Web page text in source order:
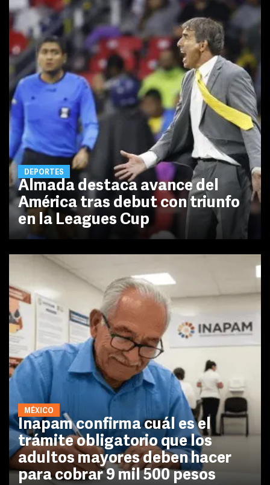
DEPORTES
Almada destaca avance del
América tras debut con triunfo
en la Leagues Cup
MÉXICO
Inapam confirma cuál es el
trámite obligatorio que los
adultos mayores deben hacer
para cobrar 9 mil 500 pesos